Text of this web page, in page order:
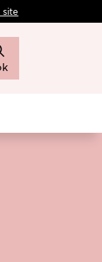
site